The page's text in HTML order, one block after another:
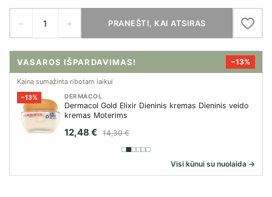
− + PRANEŠTI, KAI ATSIRAS
VASAROS IŠPARDAVIMAS! −13%
Kaina sumažinta ribotam laikui
−13% DERMACOL
Dermacol Gold Elixir Dieninis kremas Dieninis veido
kremas Moterims
12,48 € 14,30 €
Visi kūnui su nuolaida →